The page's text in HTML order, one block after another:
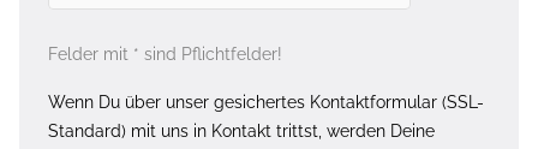
Felder mit * sind Pflichtfelder!
Wenn Du über unser gesichertes Kontaktformular (SSL-
Standard) mit uns in Kontakt trittst, werden Deine